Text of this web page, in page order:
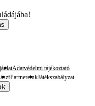
Adatvédelmi tájékoztató
PartnereinkJátékszabályzat